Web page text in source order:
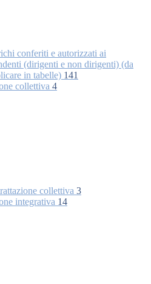
conferiti e autorizzati ai
(dirigenti e non dirigenti) (da
in tabelle) 141
collettiva 4
collettiva 3
integrativa 14